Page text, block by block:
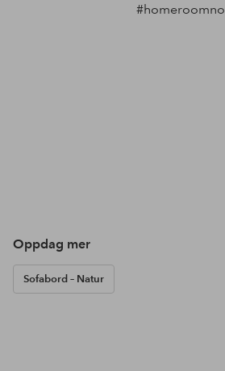
#homeroomno
Oppdag mer
Sofabord – Natur